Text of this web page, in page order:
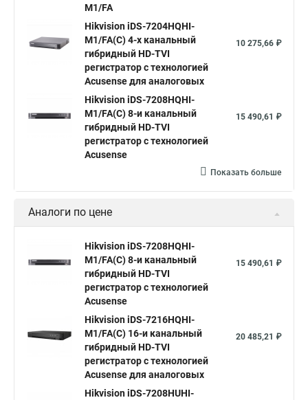
M1/FA
Hikvision iDS-7204HQHI-
M1/FA(C) 4-х канальный
гибридный HD-TVI
регистратор с технологией
Acusense для аналоговых
10 275,66 ₽
Hikvision iDS-7208HQHI-
M1/FA(C) 8-и канальный
гибридный HD-TVI
регистратор с технологией
Acusense
15 490,61 ₽
Показать больше
Аналоги по цене
Hikvision iDS-7208HQHI-
M1/FA(C) 8-и канальный
гибридный HD-TVI
регистратор с технологией
Acusense
15 490,61 ₽
Hikvision iDS-7216HQHI-
M1/FA(C) 16-и канальный
гибридный HD-TVI
регистратор с технологией
Acusense для аналоговых
20 485,21 ₽
Hikvision iDS-7208HUHI-